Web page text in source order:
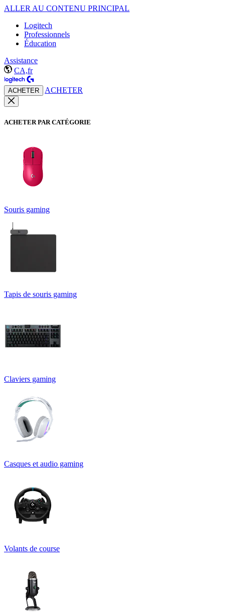
ALLER AU CONTENU PRINCIPAL
Logitech
Professionnels
Éducation
Assistance
CA,fr
ACHETER ACHETER
ACHETER PAR CATÉGORIE
Souris gaming
Tapis de souris gaming
Claviers gaming
Casques et audio gaming
Volants de course